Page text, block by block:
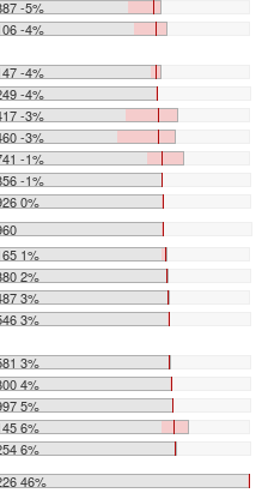
-5%
-4%
-4%
-4%
-3%
-3%
-1%
-1%
0%
1%
2%
3%
3%
3%
4%
5%
6%
6%
46%